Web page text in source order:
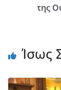
της
Ίσως